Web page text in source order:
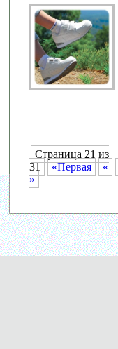
Страница 21 из
31
«Первая «
»